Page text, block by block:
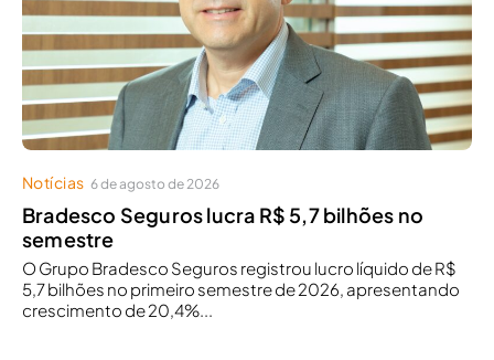
Notícias 6 de agosto de 2026
Bradesco Seguros lucra R$ 5,7 bilhões no
semestre
O Grupo Bradesco Seguros registrou lucro líquido de R$
5,7 bilhões no primeiro semestre de 2026, apresentando
crescimento de 20,4%...